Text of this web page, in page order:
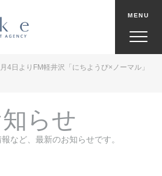
4日よりFM軽井沢「にちようび×ノーマル」
らせ
など、最新のお知らせです。